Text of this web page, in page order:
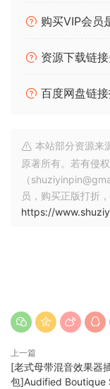
音节16RR。舌击。
ohsie说，
Immerse yourself
contrabass flute,
sampled
tone control.
Delivering the
realism that these
Legendary
Three legato
extended
购买VIP会员
资源下载链
百度网盘链
本站部分资源来
原著所有。若有侵
（
员，购买正版打折
https://
上一篇
[老式母带混音效果器
包]Audified Boutique